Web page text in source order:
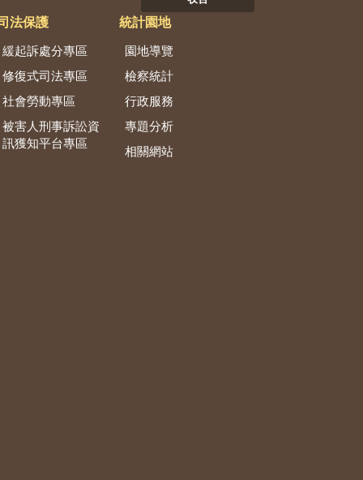
法保護
緩起訴處分專區
修復式司法專區
社會勞動專區
被害人刑事訴訟資
訊獲知平台專區
統計園地
園地導覽
檢察統計
行政服務
專題分析
相關網站